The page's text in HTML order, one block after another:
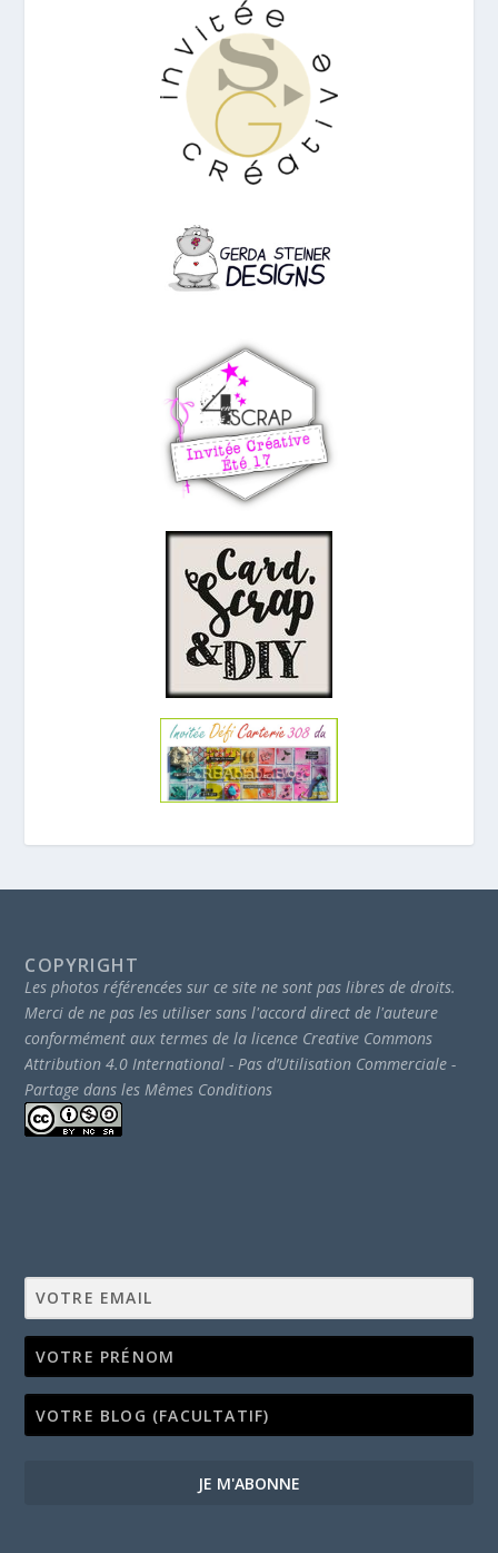
COPYRIGHT
Les photos référencées sur ce site ne sont pas libres de droits.
Merci de ne pas les utiliser sans l'accord direct de l'auteure
conformément aux termes de la licence Creative Commons
Attribution 4.0 International - Pas d’Utilisation Commerciale -
Partage dans les Mêmes Conditions
JE M'ABONNE